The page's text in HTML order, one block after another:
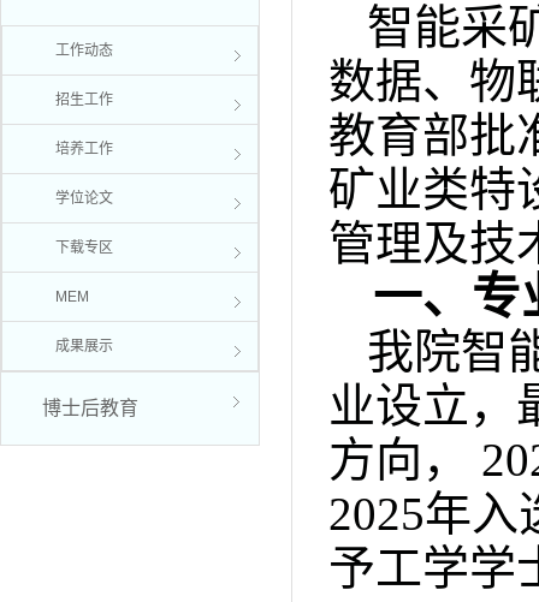
工作动态
招生工作
培养工作
学位论文
下载专区
MEM
成果展示
博士后教育
智能采
数据、物
教育部批
矿业类特
管理及技
一、专
我院智
业设立，
方向， 2
2025年
予工学学